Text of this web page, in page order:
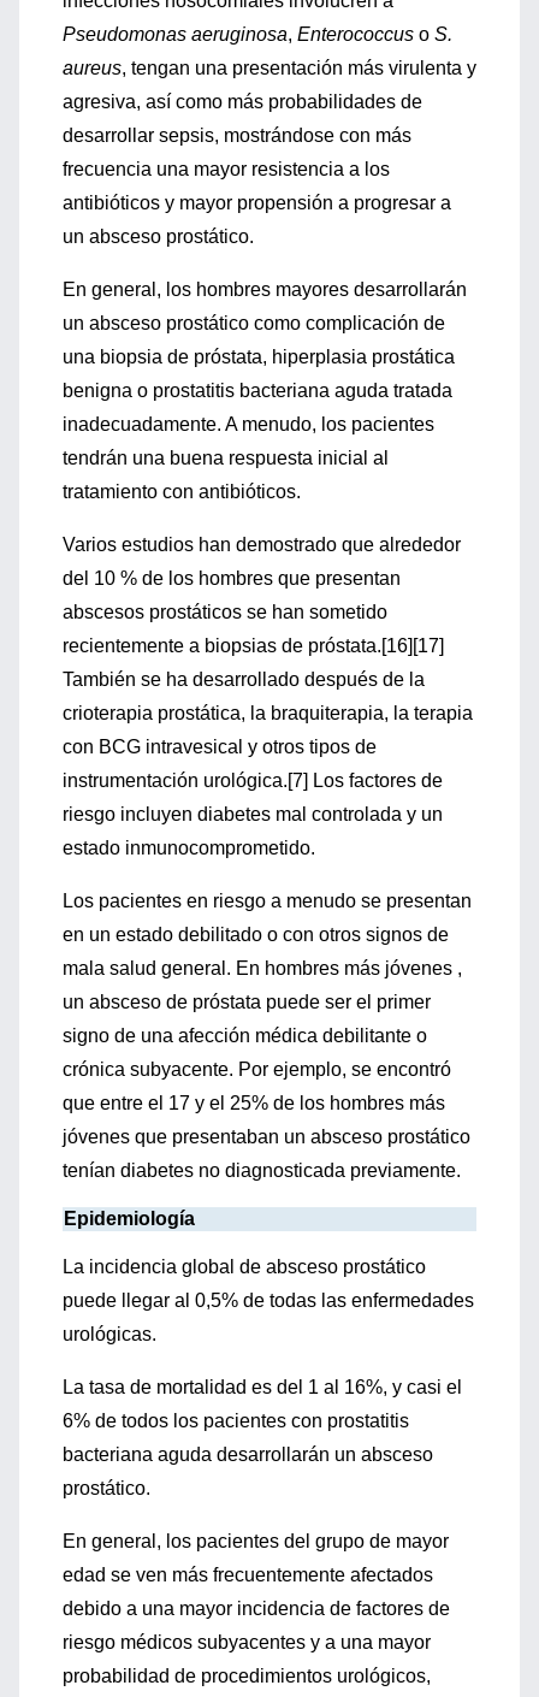
Pseudomonas aeruginosa, Enterococcus o S.
aureus, tengan una presentación más virulenta y
agresiva, así como más probabilidades de
desarrollar sepsis, mostrándose con más
frecuencia una mayor resistencia a los
antibióticos y mayor propensión a progresar a
un absceso prostático.
En general, los hombres mayores desarrollarán
un absceso prostático como complicación de
una biopsia de próstata, hiperplasia prostática
benigna o prostatitis bacteriana aguda tratada
inadecuadamente. A menudo, los pacientes
tendrán una buena respuesta inicial al
tratamiento con antibióticos.
Varios estudios han demostrado que alrededor
del 10 % de los hombres que presentan
abscesos prostáticos se han sometido
recientemente a biopsias de próstata.[16][17]
También se ha desarrollado después de la
crioterapia prostática, la braquiterapia, la terapia
con BCG intravesical y otros tipos de
instrumentación urológica.[7] Los factores de
riesgo incluyen diabetes mal controlada y un
estado inmunocomprometido.
Los pacientes en riesgo a menudo se presentan
en un estado debilitado o con otros signos de
mala salud general. En hombres más jóvenes ,
un absceso de próstata puede ser el primer
signo de una afección médica debilitante o
crónica subyacente. Por ejemplo, se encontró
que entre el 17 y el 25% de los hombres más
jóvenes que presentaban un absceso prostático
tenían diabetes no diagnosticada previamente.
Epidemiología
La incidencia global de absceso prostático
puede llegar al 0,5% de todas las enfermedades
urológicas.
La tasa de mortalidad es del 1 al 16%, y casi el
6% de todos los pacientes con prostatitis
bacteriana aguda desarrollarán un absceso
prostático.
En general, los pacientes del grupo de mayor
edad se ven más frecuentemente afectados
debido a una mayor incidencia de factores de
riesgo médicos subyacentes y a una mayor
probabilidad de procedimientos urológicos,